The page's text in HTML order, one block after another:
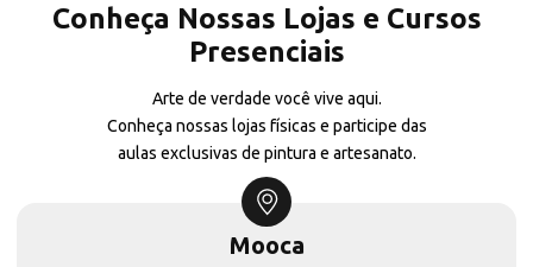
Conheça Nossas Lojas e Cursos
Presenciais
Arte de verdade você vive aqui.
Conheça nossas lojas físicas e participe das
aulas exclusivas de pintura e artesanato.
Mooca